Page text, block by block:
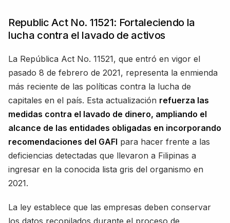
Republic Act No. 11521: Fortaleciendo la
lucha contra el lavado de activos
La República Act No. 11521, que entró en vigor el
pasado 8 de febrero de 2021, representa la enmienda
más reciente de las políticas contra la lucha de
capitales en el país. Esta actualización refuerza las
medidas contra el lavado de dinero, ampliando el
alcance de las entidades obligadas en incorporando
recomendaciones del GAFI para hacer frente a las
deficiencias detectadas que llevaron a Filipinas a
ingresar en la conocida lista gris del organismo en
2021.
La ley establece que las empresas deben conservar
los datos recopilados durante el proceso de